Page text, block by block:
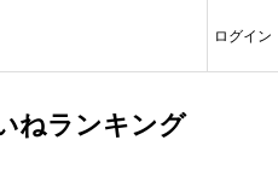
ログイン
ねランキング